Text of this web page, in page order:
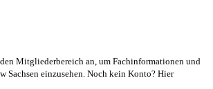
Mitgliederbereich an, um Fachinformationen und
Sachsen einzusehen. Noch kein Konto? Hier